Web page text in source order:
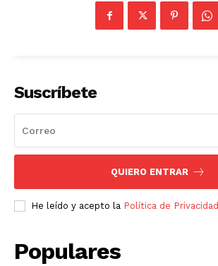
Suscríbete
QUIERO ENTRAR
He leído y acepto la Política de Privacidad
Populares